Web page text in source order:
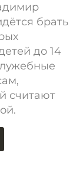
брать
до 14
считают